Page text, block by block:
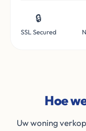
🔒
SSL Secured
Hoe
Uw woning